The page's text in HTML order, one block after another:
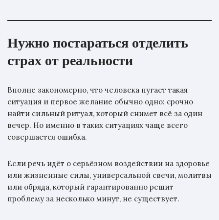
Нужно постараться отделить
страх от реальности
Вполне закономерно, что человека пугает такая
ситуация и первое желание обычно одно: срочно
найти сильный ритуал, который снимет всё за один
вечер. Но именно в таких ситуациях чаще всего
совершается ошибка.
Если речь идёт о серьёзном воздействии на здоровье
или жизненные силы, универсальной свечи, молитвы
или обряда, который гарантированно решит
проблему за несколько минут, не существует.